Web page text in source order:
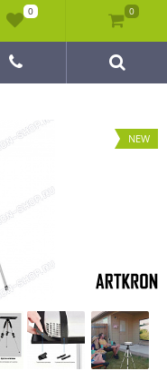
NEW
0 0